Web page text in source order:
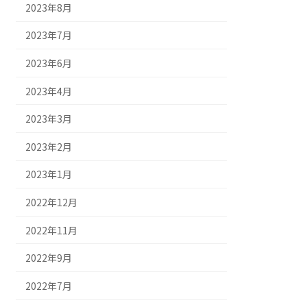
2023年8月
2023年7月
2023年6月
2023年4月
2023年3月
2023年2月
2023年1月
2022年12月
2022年11月
2022年9月
2022年7月